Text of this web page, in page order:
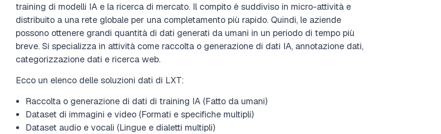
training di modelli IA e la ricerca di mercato. Il compito è suddiviso in micro-attività e
distribuito a una rete globale per una completamento più rapido. Quindi, le aziende
possono ottenere grandi quantità di dati generati da umani in un periodo di tempo più
breve. Si specializza in attività come raccolta o generazione di dati IA, annotazione dati,
categorizzazione dati e ricerca web.
Ecco un elenco delle soluzioni dati di LXT:
Raccolta o generazione di dati di training IA (Fatto da umani)
Dataset di immagini e video (Formati e specifiche multipli)
Dataset audio e vocali (Lingue e dialetti multipli)